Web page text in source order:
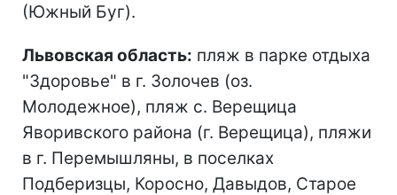
(Южный Буг).
Львовская область: пляж в парке отдыха
"Здоровье" в г. Золочев (оз.
Молодежное), пляж с. Верещица
Яворивского района (г. Верещица), пляжи
в г. Перемышляны, в поселках
Подберизцы, Коросно, Давыдов, Старое